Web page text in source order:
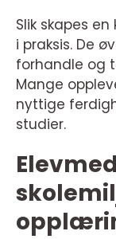
Slik skapes
i praksis. De
forhandle og
Mange
nyttige
studier.